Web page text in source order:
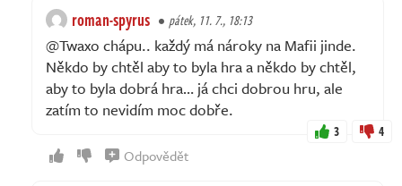
roman-spyrus pátek, 11. 7., 18:13
@Twaxo chápu.. každý má nároky na Mafii jinde.
Někdo by chtěl aby to byla hra a někdo by chtěl,
aby to byla dobrá hra… já chci dobrou hru, ale
zatím to nevidím moc dobře.
3 4
Odpovědět